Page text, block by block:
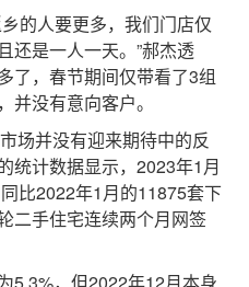
的人要更多，我们门店仅
还是一人一天。”郝杰透
了，春节期间仅带看了3组
并没有意向客户。
场并没有迎来期待中的反
统计数据显示，2023年1月
比2022年1月的11875套下
二手住宅连续两个月网签